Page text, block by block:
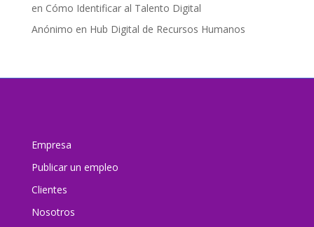
en Cómo Identificar al Talento Digital
Anónimo en Hub Digital de Recursos Humanos
Empresa
Publicar un empleo
Clientes
Nosotros